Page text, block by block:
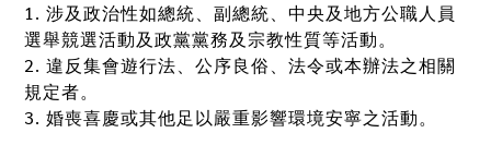
1. 涉及政治性如總統、副總統、中央及地方公職人員
選舉競選活動及政黨黨務及宗教性質等活動。
2. 違反集會遊行法、公序良俗、法令或本辦法之相關
規定者。
3. 婚喪喜慶或其他足以嚴重影響環境安寧之活動。